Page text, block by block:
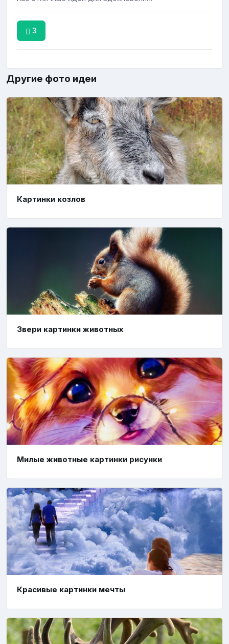
3
Другие фото идеи
Картинки козлов
Звери картинки животных
Милые животные картинки рисунки
Красивые картинки мечты